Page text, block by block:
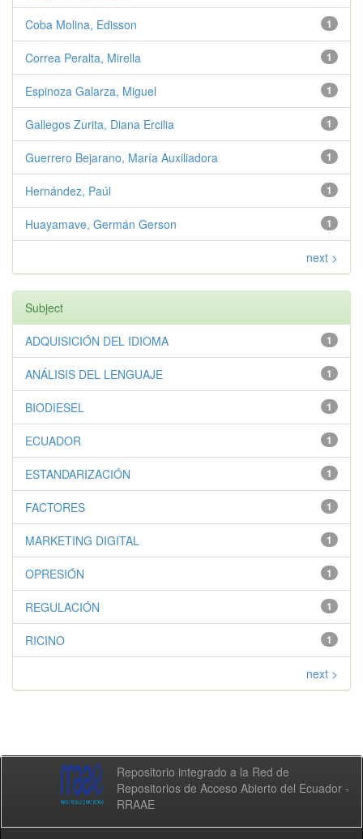
1
Coba Molina, Edisson
1
Correa Peralta, Mirella
1
Espinoza Galarza, Miguel
1
Gallegos Zurita, Diana Ercilia
1
Guerrero Bejarano, María Auxiliadora
1
Hernández, Paúl
1
Huayamave, Germán Gerson
next >
Subject
1
ADQUISICIÓN DEL IDIOMA
1
ANÁLISIS DEL LENGUAJE
1
BIODIESEL
1
ECUADOR
1
ESTANDARIZACIÓN
1
FACTORES
1
MARKETING DIGITAL
1
OPRESIÓN
1
REGULACIÓN
1
RICINO
next >
Repositorio integrado a la Red de
Repositorios de Acceso Abierto del Ecuador -
RRAAE